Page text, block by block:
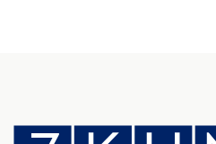
Алматы қалалық МКД